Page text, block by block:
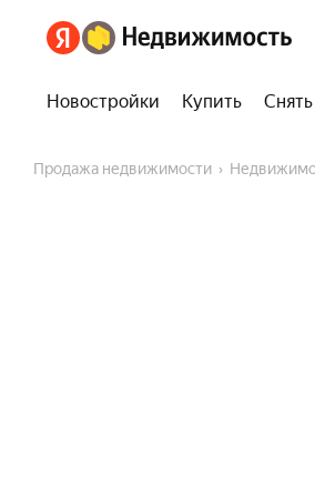
Новостройки Купить Снять
Продажа недвижимости